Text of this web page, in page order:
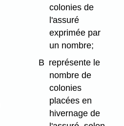
colonies de
l'assuré
exprimée par
un nombre;
B représente le
nombre de
colonies
placées en
hivernage de